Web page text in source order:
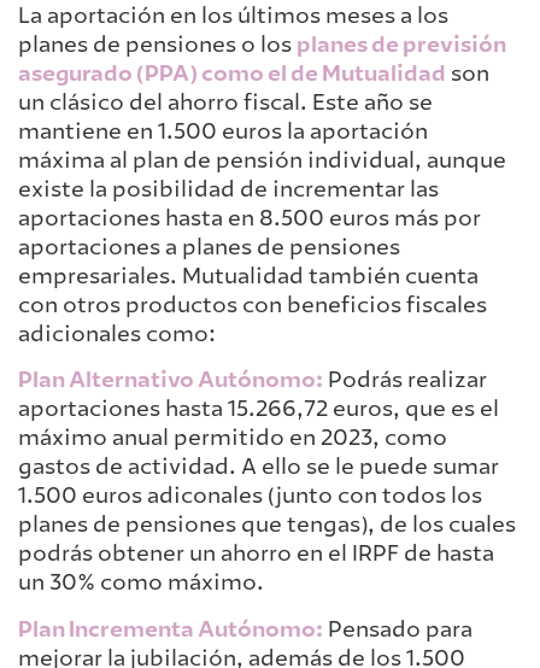
La aportación en los últimos meses a los
planes de pensiones o los planes de previsión
asegurado (PPA) como el de Mutualidad son
un clásico del ahorro fiscal. Este año se
mantiene en 1.500 euros la aportación
máxima al plan de pensión individual, aunque
existe la posibilidad de incrementar las
aportaciones hasta en 8.500 euros más por
aportaciones a planes de pensiones
empresariales. Mutualidad también cuenta
con otros productos con beneficios fiscales
adicionales como:
Plan Alternativo Autónomo: Podrás realizar
aportaciones hasta 15.266,72 euros, que es el
máximo anual permitido en 2023, como
gastos de actividad. A ello se le puede sumar
1.500 euros adiconales (junto con todos los
planes de pensiones que tengas), de los cuales
podrás obtener un ahorro en el IRPF de hasta
un 30% como máximo.
Plan Incrementa Autónomo: Pensado para
mejorar la jubilación, además de los 1.500